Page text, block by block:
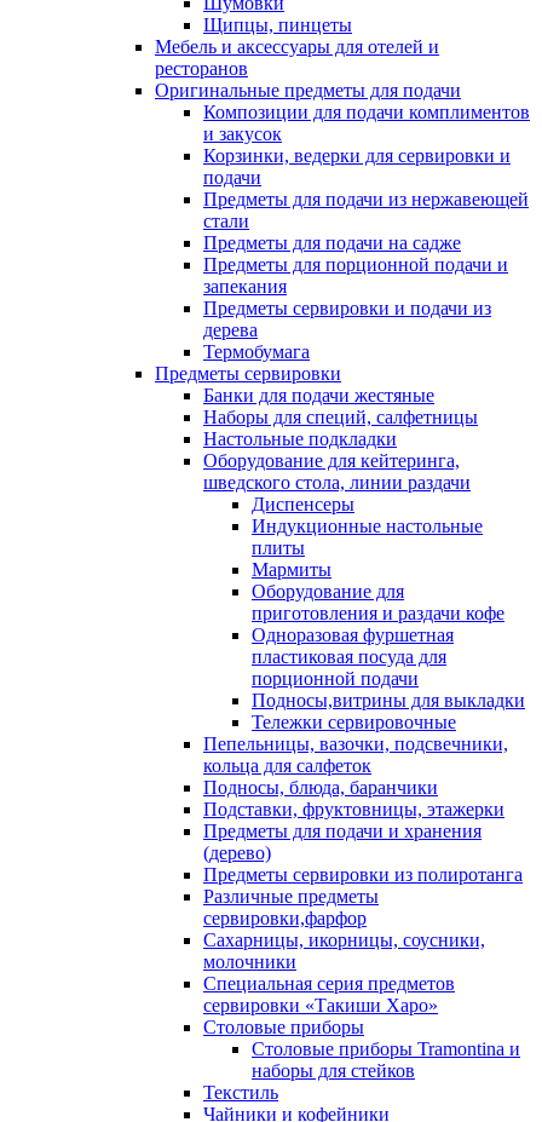
Щипцы, пинцеты
Мебель и аксессуары для отелей и
ресторанов
Оригинальные предметы для подачи
Композиции для подачи комплиментов
и закусок
Корзинки, ведерки для сервировки и
подачи
Предметы для подачи из нержавеющей
стали
Предметы для подачи на садже
Предметы для порционной подачи и
запекания
Предметы сервировки и подачи из
дерева
Термобумага
Предметы сервировки
Банки для подачи жестяные
Наборы для специй, салфетницы
Настольные подкладки
Оборудование для кейтеринга,
шведского стола, линии раздачи
Диспенсеры
Индукционные настольные
плиты
Мармиты
Оборудование для
приготовления и раздачи кофе
Одноразовая фуршетная
пластиковая посуда для
порционной подачи
Подносы,витрины для выкладки
Тележки сервировочные
Пепельницы, вазочки, подсвечники,
кольца для салфеток
Подносы, блюда, баранчики
Подставки, фруктовницы, этажерки
Предметы для подачи и хранения
(дерево)
Предметы сервировки из полиротанга
Различные предметы
сервировки,фарфор
Сахарницы, икорницы, соусники,
молочники
Специальная серия предметов
сервировки «Такиши Харо»
Столовые приборы
Столовые приборы Trаmоntina и
наборы для стейков
Текстиль
Чайники и кофейники